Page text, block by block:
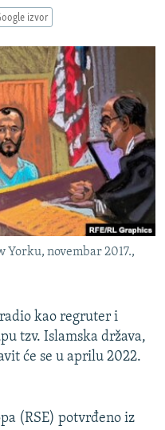
izvor
novembar 2017.,
kao regruter i
tzv. Islamska država,
će se u aprilu 2022.
(RSE) potvrđeno iz